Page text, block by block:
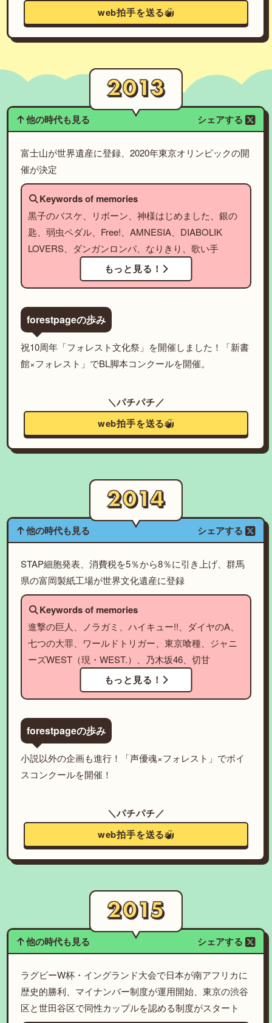
web拍手を送る
他の時代も見る シェアする
富士山が世界遺産に登録、2020年東京オリンピックの開
催が決定
Keywords of memories
黒子のバスケ、リボーン、神様はじめました、銀の
匙、弱虫ペダル、Free!、AMNESIA、DIABOLIK
LOVERS、ダンガンロンパ、なりきり、歌い手
もっと見る！
forestpageの歩み
祝10周年「フォレスト文化祭」を開催しました！「新書
館×フォレスト」でBL脚本コンクールを開催。
＼パチパチ／
web拍手を送る
他の時代も見る シェアする
STAP細胞発表、消費税を5％から8％に引き上げ、群馬
県の富岡製紙工場が世界文化遺産に登録
Keywords of memories
進撃の巨人、ノラガミ、ハイキュー!!、ダイヤのA、
七つの大罪、ワールドトリガー、東京喰種、ジャニ
ーズWEST（現・WEST.）、乃木坂46、切甘
もっと見る！
forestpageの歩み
小説以外の企画も進行！「声優魂×フォレスト」でボイ
スコンクールを開催！
＼パチパチ／
web拍手を送る
他の時代も見る シェアする
ラグビーW杯・イングランド大会で日本が南アフリカに
歴史的勝利、マイナンバー制度が運用開始、東京の渋谷
区と世田谷区で同性カップルを認める制度がスタート